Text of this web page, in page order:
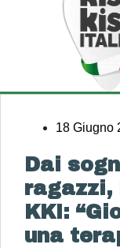
18 Giugno
Dai
ragazzi,
KKI:
una